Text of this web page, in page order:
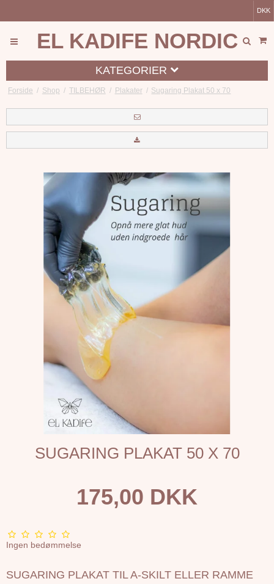
DKK
EL KADIFE NORDIC
KATEGORIER
Forside / Shop / TILBEHØR / Plakater / Sugaring Plakat 50 x 70
SUGARING PLAKAT 50 X 70
175,00 DKK
Ingen bedømmelse
SUGARING PLAKAT TIL A-SKILT ELLER RAMME